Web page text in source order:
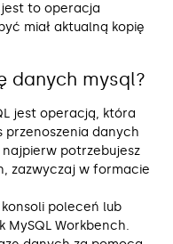
jest to operacja
miał aktualną kopię
danych mysql?
jest operacją, która
danych
potrzebujesz
zazwyczaj w formacie
poleceń lub
Workbench.